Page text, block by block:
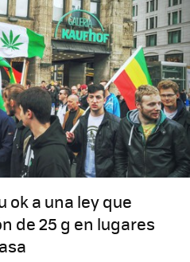
ok a una ley que
de 25 g en lugares